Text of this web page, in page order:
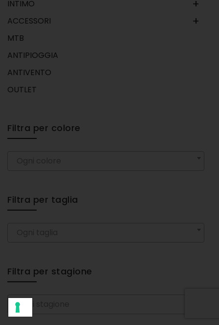
+
INTIMO
+
ACCESSORI
MTB
ANTIPIOGGIA
ANTIVENTO
OUTLET
Filtra per colore
Filtra per taglia
Filtra per stagione
Ogni stagione